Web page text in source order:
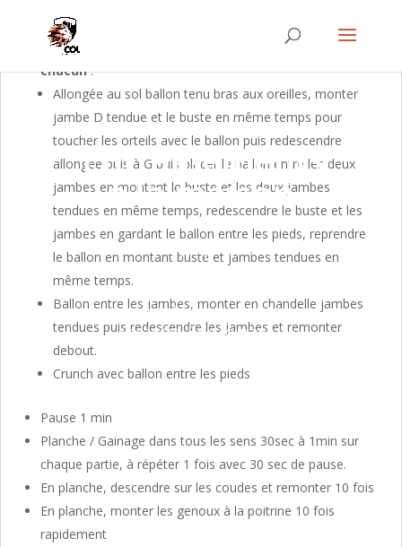
Entraînements
à la maison
Nous vous proposons ici des
exercices ou séances de sport pour
vous entraîner à la maison ou
garder la forme pendant les
vacances. Bon courage !
A l’aide d’un ballon, ou d’une bouteille d’eau, ou d’un
oreiller faire les exercices suivants en les répétant
5 fois
chacun:
Allongée au sol ballon tenu bras aux oreilles, monter
jambe D tendue et le buste en même temps pour
toucher les orteils avec le ballon puis redescendre
allongée puis à G puis placer le ballon entre les deux
jambes en montant le buste et les deux jambes
tendues en même temps, redescendre le buste et les
jambes en gardant le ballon entre les pieds, reprendre
le ballon en montant buste et jambes tendues en
même temps.
Ballon entre les jambes, monter en chandelle jambes
tendues puis redescendre les jambes et remonter
debout.
Crunch avec ballon entre les pieds
Pause 1 min
Planche / Gainage dans tous les sens 30sec à 1min sur
chaque partie, à répéter 1 fois avec 30 sec de pause.
En planche, descendre sur les coudes et remonter 10 fois
En planche, monter les genoux à la poitrine 10 fois
rapidement